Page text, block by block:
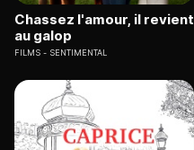
Chassez l'amour, il revient
au galop
FILMS SENTIMENTAL